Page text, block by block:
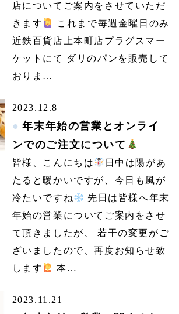
店についてご案内をさせていただ
きます
これまで毎週金曜日のみ
近鉄百貨店上本町店プラグスマー
ケットにて ダリのパンを販売して
おりま…
2023.12.8
年末年始の営業とオンライ
ンでのご注文について
皆様、こんにちは
日中は陽があ
たると暖かいですが、今日も風が
冷たいですね
先日は皆様へ年末
年始の営業についてご案内をさせ
て頂きましたが、 若干の変更がご
ざいましたので、再度お知らせ致
します
本…
2023.11.21